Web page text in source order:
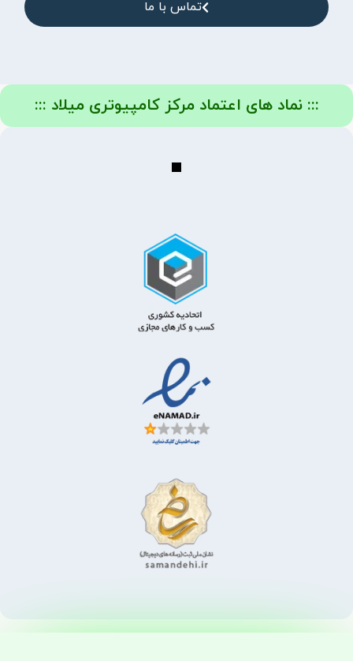
تماس با ما
::: نماد های اعتماد مرکز کامپیوتری میلاد :::